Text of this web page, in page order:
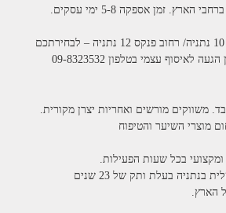
עצמי בטלפון 09-8323532
משווקים מורשים ואחריות יצרן מקורית.
ומקצועי בכל שעות הפעילות.
בנתניה בעלת ותק של 23 שנים
הארץ.